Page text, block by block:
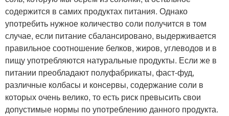
содержится в самих продуктах питания. Однако
употребить нужное количество соли получится в том
случае, если питание сбалансировано, выдерживается
правильное соотношение белков, жиров, углеводов и в
пищу употребляются натуральные продукты. Если же в
питании преобладают полуфабрикаты, фаст-фуд,
различные колбасы и консервы, содержание соли в
которых очень велико, то есть риск превысить свои
допустимые нормы по употреблению данного продукта.